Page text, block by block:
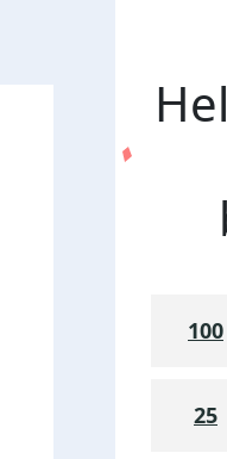
100
25